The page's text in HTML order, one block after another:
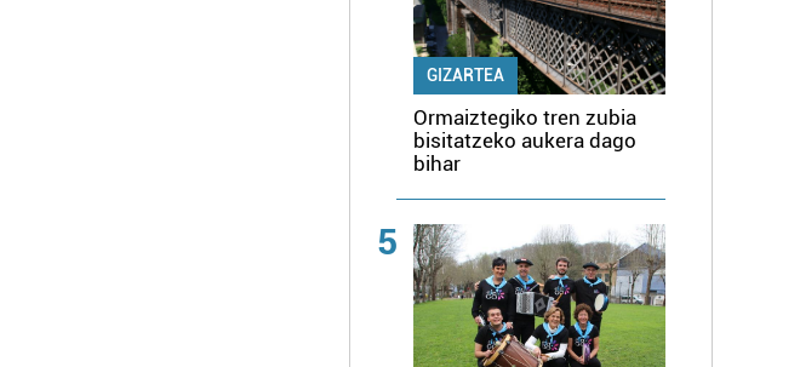
GIZARTEA
Ormaiztegiko tren zubia
bisitatzeko aukera dago
bihar
5